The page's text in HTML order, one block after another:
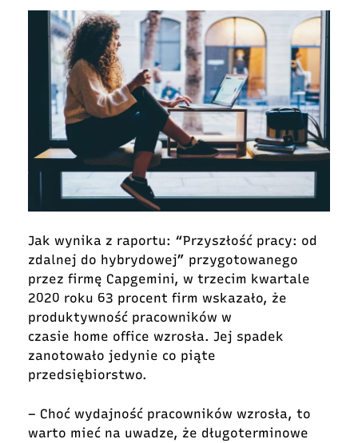
Jak wynika z raportu: “Przyszłość pracy: od
zdalnej do hybrydowej” przygotowanego
przez firmę Capgemini, w trzecim kwartale
2020 roku 63 procent firm wskazało, że
produktywność pracowników w
czasie home office wzrosła. Jej spadek
zanotowało jedynie co piąte
przedsiębiorstwo.
– Choć wydajność pracowników wzrosła, to
warto mieć na uwadze, że długoterminowe